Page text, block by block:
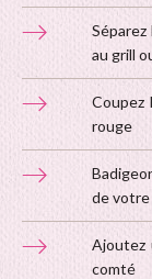
au grill
Coupez
rouge
de votre
Ajoutez
comté